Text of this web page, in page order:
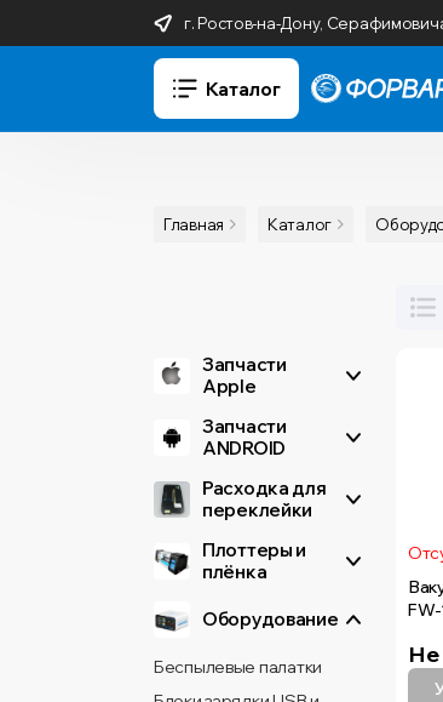
г. Ростов-на-Дону,
Каталог
Главная Каталог
Запчасти
Apple
Запчасти
ANDROID
Расходка для
переклейки
Плоттеры и
плёнка
Оборудование
Беспылевые палатки
Не